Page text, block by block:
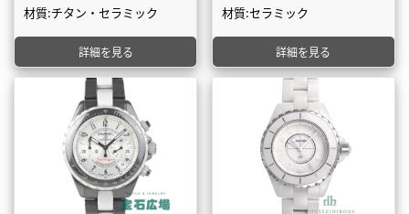
材質:チタン・セラミック
詳細を見る
材質:セラミック
詳細を見る